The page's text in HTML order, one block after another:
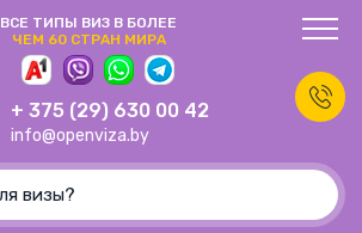
ВСЕ ТИПЫ ВИЗ В БОЛЕЕ
ЧЕМ 60 СТРАН МИРА
+ 375 (29) 630 00 42
info@openviza.by